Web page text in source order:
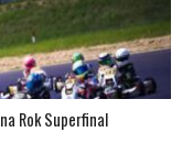
Rok Superfinal